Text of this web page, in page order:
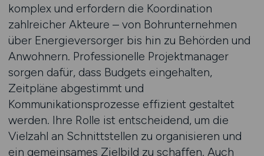
komplex und erfordern die Koordination
zahlreicher Akteure – von Bohrunternehmen
über Energieversorger bis hin zu Behörden und
Anwohnern. Professionelle Projektmanager
sorgen dafür, dass Budgets eingehalten,
Zeitpläne abgestimmt und
Kommunikationsprozesse effizient gestaltet
werden. Ihre Rolle ist entscheidend, um die
Vielzahl an Schnittstellen zu organisieren und
ein gemeinsames Zielbild zu schaffen. Auch